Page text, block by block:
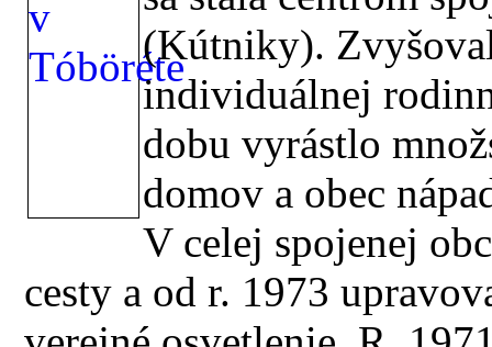
(Kútniky).
individuálnej
dobu vyrástlo
domov a obec
V celej spojenej
cesty a od r. 1973